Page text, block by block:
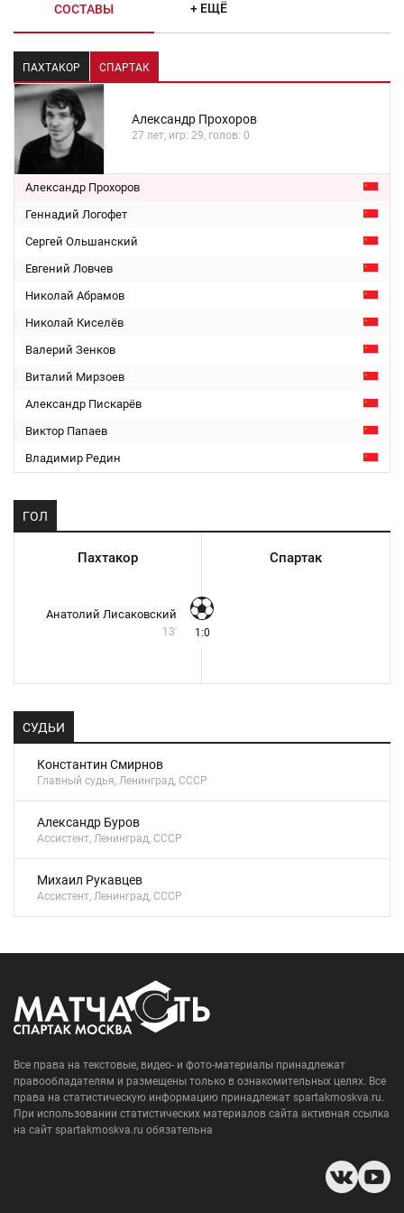
СОСТАВЫ + ЕЩЁ
ПАХТАКОР СПАРТАК
Александр Прохоров
27 лет, игр: 29, голов: 0
Александр Прохоров
Геннадий Логофет
Сергей Ольшанский
Евгений Ловчев
Николай Абрамов
Николай Киселёв
Валерий Зенков
Виталий Мирзоев
Александр Пискарёв
Виктор Папаев
Владимир Редин
ГОЛ
Пахтакор Спартак
Анатолий Лисаковский
13' 1:0
СУДЬИ
Константин Смирнов
Главный судья, Ленинград, СССР
Александр Буров
Ассистент, Ленинград, СССР
Михаил Рукавцев
Ассистент, Ленинград, СССР
Все права на текстовые, видео- и фото-материалы принадлежат
правообладателям и размещены только в ознакомительных целях. Все
права на статистическую информацию принадлежат spartakmoskva.ru.
При использовании статистических материалов сайта активная ссылка
на сайт spartakmoskva.ru обязательна